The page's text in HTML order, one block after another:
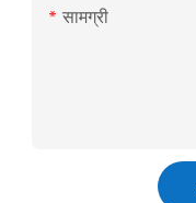
सामग्री